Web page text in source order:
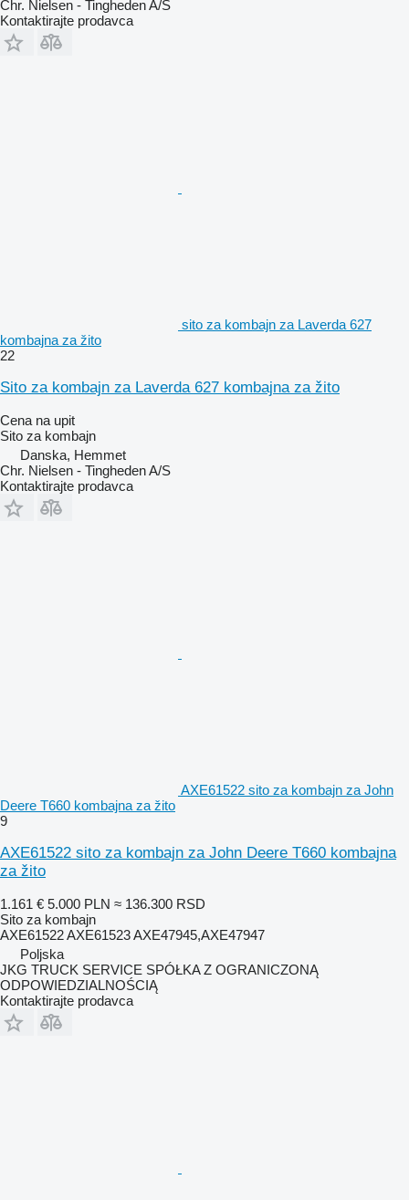
Chr. Nielsen - Tingheden A/S
Kontaktirajte prodavca
sito za kombajn za Laverda 627
kombajna za žito
22
Sito za kombajn za Laverda 627 kombajna za žito
Cena na upit
Sito za kombajn
Danska, Hemmet
Chr. Nielsen - Tingheden A/S
Kontaktirajte prodavca
AXE61522 sito za kombajn za John
Deere T660 kombajna za žito
9
AXE61522 sito za kombajn za John Deere T660 kombajna
za žito
1.161 € 5.000 PLN ≈ 136.300 RSD
Sito za kombajn
AXE61522 AXE61523 AXE47945,AXE47947
Poljska
JKG TRUCK SERVICE SPÓŁKA Z OGRANICZONĄ
ODPOWIEDZIALNOŚCIĄ
Kontaktirajte prodavca